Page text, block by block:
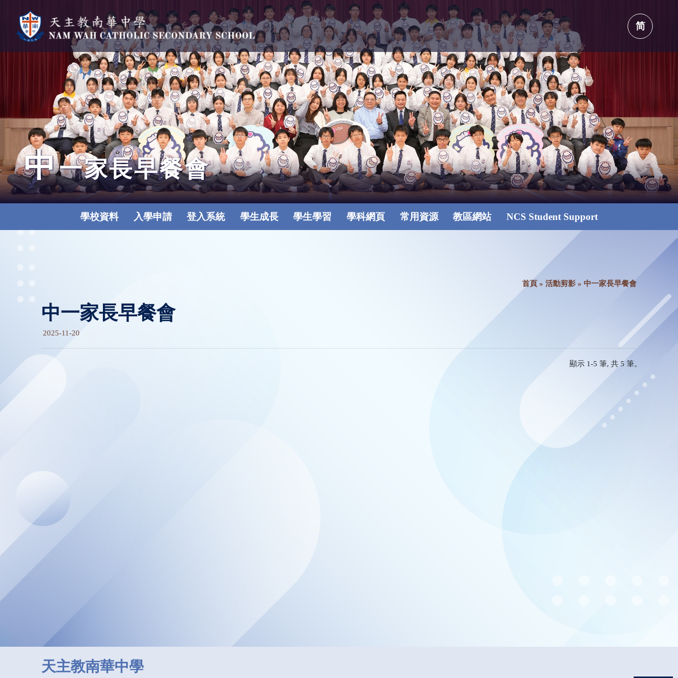
简
中一家長早餐會
學校資料 入學申請 登入系統 學生成長 學生學習 學科網頁 常用資源 教區網站 NCS Student Support
首頁» 活動剪影» 中一家長早餐會
中一家長早餐會
2025-11-20
顯示 1-5 筆, 共 5 筆。
天主教南華中學